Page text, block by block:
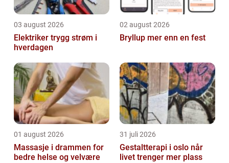
03 august 2026
Elektriker trygg strøm i
hverdagen
02 august 2026
Bryllup mer enn en fest
01 august 2026
Massasje i drammen for
bedre helse og velvære
31 juli 2026
Gestaltterapi i oslo når
livet trenger mer plass